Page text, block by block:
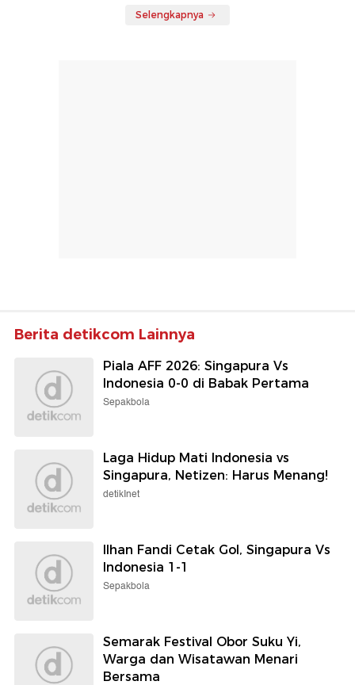
Selengkapnya
Berita detikcom Lainnya
Piala AFF 2026: Singapura Vs
Indonesia 0-0 di Babak Pertama
Sepakbola
Laga Hidup Mati Indonesia vs
Singapura, Netizen: Harus Menang!
detikInet
Ilhan Fandi Cetak Gol, Singapura Vs
Indonesia 1-1
Sepakbola
Semarak Festival Obor Suku Yi,
Warga dan Wisatawan Menari
Bersama